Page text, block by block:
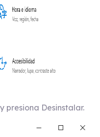
presiona Desinstalar.